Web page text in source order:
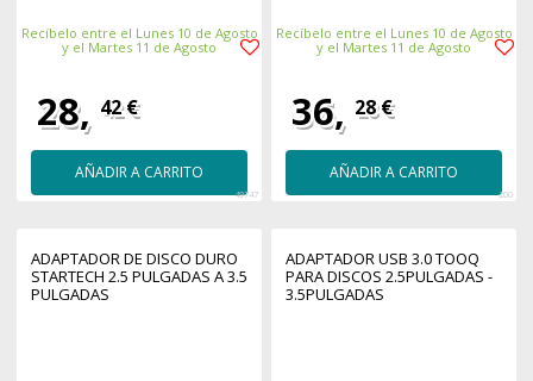
Recíbelo entre el Lunes 10 de Agosto
y el Martes 11 de Agosto
28, 42 €
AÑADIR A CARRITO
49747
Recíbelo entre el Lunes 10 de Agosto
y el Martes 11 de Agosto
36, 28 €
AÑADIR A CARRITO
200
ADAPTADOR DE DISCO DURO
STARTECH 2.5 PULGADAS A 3.5
PULGADAS
ADAPTADOR USB 3.0 TOOQ
PARA DISCOS 2.5PULGADAS -
3.5PULGADAS